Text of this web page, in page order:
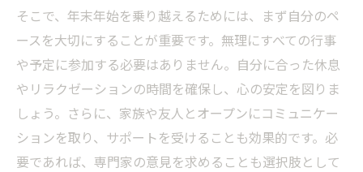
そこで、年末年始を乗り越えるためには、まず自分のペ
ースを大切にすることが重要です。無理にすべての行事
や予定に参加する必要はありません。自分に合った休息
やリラクゼーションの時間を確保し、心の安定を図りま
しょう。さらに、家族や友人とオープンにコミュニケー
ションを取り、サポートを受けることも効果的です。必
要であれば、専門家の意見を求めることも選択肢として